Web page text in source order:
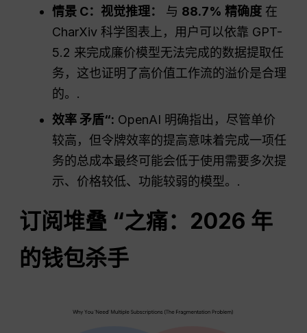
情景 C：视觉推理：
与 88.7% 精确度 在
CharXiv 科学图表上，用户可以依靠 GPT-
5.2 来完成廉价模型无法完成的数据提取任
务，这也证明了高价值工作流的溢价是合理
的。.
效率矛盾“: OpenAI 明确指出，尽管单价
较高，但令牌效率的提高意味着完成一项任
务的总成本最终可能会低于使用需要多次提
示、价格较低、功能较弱的模型。.
订阅堆叠 “之痛：2026 年
的钱包杀手